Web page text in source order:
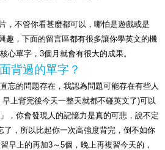
，不管你看甚麼都可以，哪怕是遊戲或是
趣，下面的留言區都有很多讓你學英文的機
心單字，3個月就會有很大的成果。
背過的單字？
忘的問題存在，我認為問題可能存在有些人
上背完後今天一整天就都不碰英文了)可以
，你會發現人的記憶力是真的可悲，說不定
了，所以比起你一次高強度背完，倒不如你
早上的再加3～5個，晚上再複習今天的，